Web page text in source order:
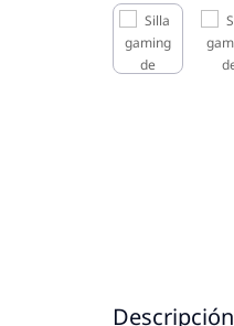
Descripción